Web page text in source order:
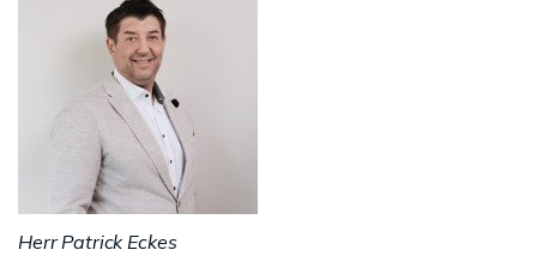
Herr Patrick Eckes